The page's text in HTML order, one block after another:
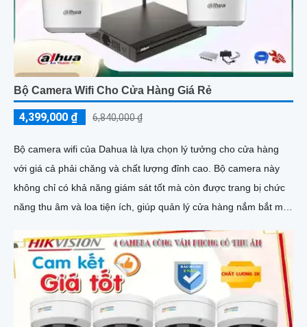
Bộ Camera Wifi Cho Cửa Hàng Giá Rẻ
4,399,000 ₫ 6,840,000 ₫
Bộ camera wifi của Dahua là lựa chọn lý tưởng cho cửa hàng
với giá cả phải chăng và chất lượng đỉnh cao. Bộ camera này
không chỉ có khả năng giám sát tốt mà còn được trang bị chức
năng thu âm và loa tiện ích, giúp quản lý cửa hàng nắm bắt mọi